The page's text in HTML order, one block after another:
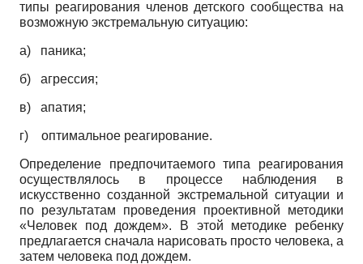
типы реагирования членов детского сообщества на
возможную экстремальную ситуацию:
а) паника;
б) агрессия;
в) апатия;
г) оптимальное реагирование.
Определение предпочитаемого типа реагирования
осуществлялось в процессе наблюдения в
искусственно созданной экстремальной ситуации и
по результатам проведения проективной методики
«Человек под дождем». В этой методике ребенку
предлагается сначала нарисовать просто человека, а
затем человека под дождем.